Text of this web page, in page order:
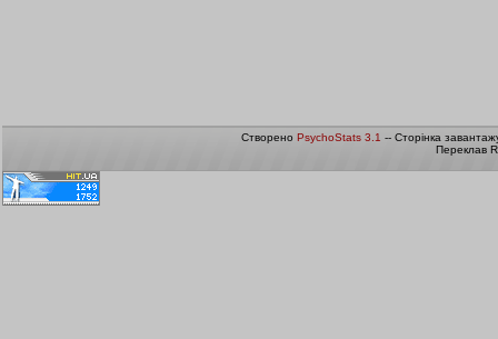
Створено PsychoStats 3.1 -- Сторінка
Переклав